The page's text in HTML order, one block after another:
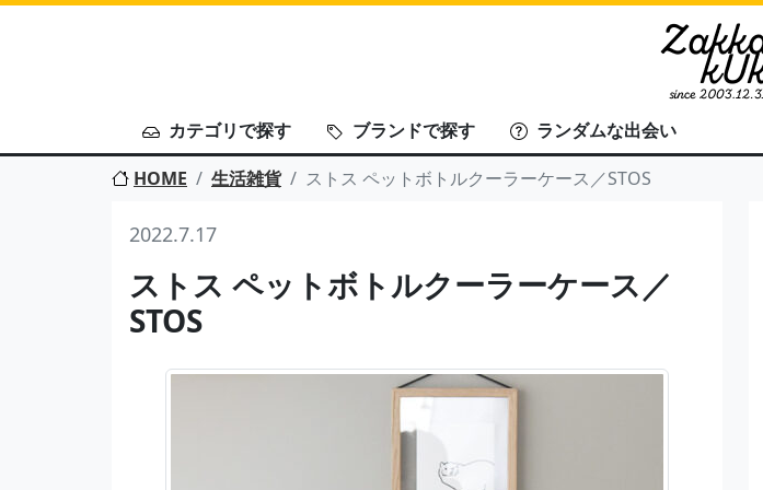
カテゴリで探す ブランドで探す
ランダムな出会い
HOME
生活雑貨 ストス ペットボトルクーラーケース／STOS
2022.7.17
ストス ペットボトルクーラーケース／
STOS